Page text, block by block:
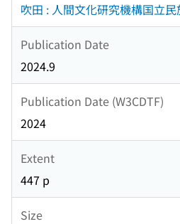
吹田 : 人間文化研究機構国立
Publication Date
2024.9
Publication Date (W3CDTF)
2024
Extent
447 p
Size